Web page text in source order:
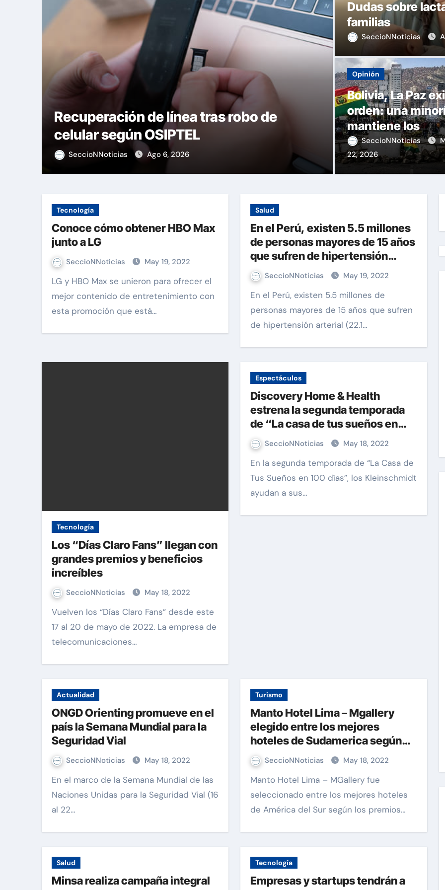
Recuperación de línea tras robo de
celular según OSIPTEL
SeccioNNoticias Ago 6, 2026
Dudas sobre
para las
SeccioNNoticias
Dudas sobre
familias
SeccioNNoticias
Opinión
Bolivia, La Paz
orden: una
mantiene los
bloqueos
SeccioNNoticias
22, 2026
Tecnología
Conoce cómo obtener HBO Max
junto a LG
SeccioNNoticias May 19, 2022
LG y HBO Max se unieron para ofrecer el
mejor contenido de entretenimiento con
esta promoción que está…
Salud
En el Perú, existen 5.5 millones
de personas mayores de 15 años
que sufren de hipertensión
arterial
SeccioNNoticias May 19, 2022
En el Perú, existen 5.5 millones de
personas mayores de 15 años que sufren
de hipertensión arterial (22.1…
Tecnología
Los “Días Claro Fans” llegan con
grandes premios y beneficios
increíbles
SeccioNNoticias May 18, 2022
Vuelven los “Días Claro Fans” desde este
17 al 20 de mayo de 2022. La empresa de
telecomunicaciones…
Espectáculos
Discovery Home & Health
estrena la segunda temporada
de “La casa de tus sueños en
100 días”, en la que una pareja
de expertos construye la casa
perfecta
SeccioNNoticias May 18, 2022
En la segunda temporada de “La Casa de
Tus Sueños en 100 días”, los Kleinschmidt
ayudan a sus…
Actualidad
ONGD Orienting promueve en el
país la Semana Mundial para la
Seguridad Vial
SeccioNNoticias May 18, 2022
En el marco de la Semana Mundial de las
Naciones Unidas para la Seguridad Vial (16
al 22…
Turismo
Manto Hotel Lima – Mgallery
elegido entre los mejores
hoteles de Sudamerica según
Tripadvisor
SeccioNNoticias May 18, 2022
Manto Hotel Lima – MGallery fue
seleccionado entre los mejores hoteles
de América del Sur según los premios…
Salud
Minsa realiza campaña integral
Tecnología
Empresas y startups tendrán a